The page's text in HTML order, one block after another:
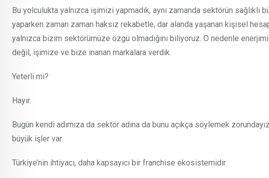
Bu yolculukta yalnızca işimizi yapmadık; aynı zamanda sektörün
yaparken zaman zaman haksız rekabetle, dar alanda yaşanan kişisel
yalnızca bizim sektörümüze özgü olmadığını biliyoruz. O nedenle
değil, işimize ve bize inanan markalara verdik.
Yeterli mi?
Hayır.
Bugün kendi adımıza da sektör adına da bunu açıkça söylemek
büyük işler var.
Türkiye’nin ihtiyacı, daha kapsayıcı bir franchise ekosistemidir.